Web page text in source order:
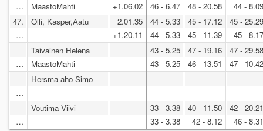
…
MaastoMahti
+1.06.02
46 - 6.47
48 - 20.58
44 - 8.09
47.
…
Olli, Kasper,Aatu
2.01.35
+1.20.11
44 - 5.33
44 - 5.33
45 - 17.12
45 - 11.39
45 - 25.29
45 - 8.17
…
Taivainen Helena
MaastoMahti
43 - 5.25
43 - 5.25
47 - 19.16
46 - 13.51
47 - 29.58
47 - 10.42
…
Hersma-aho Simo
…
Voutima Viivi
33 - 3.38
33 - 3.38
40 - 11.50
42 - 8.12
42 - 20.21
46 - 8.31